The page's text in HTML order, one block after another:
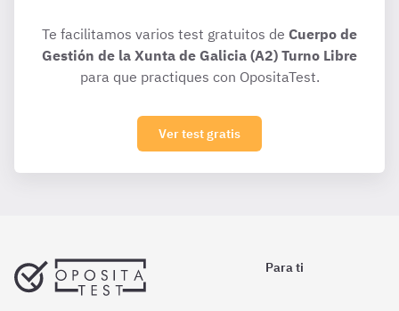
Te facilitamos varios test gratuitos de Cuerpo de
Gestión de la Xunta de Galicia (A2) Turno Libre
para que practiques con OpositaTest.
Ver test gratis
Para ti